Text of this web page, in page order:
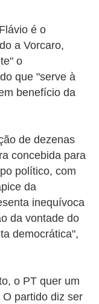
é o
a Vorcaro,
o
que "serve à
benefício da
de dezenas
concebida para
político, com
da
inequívoca
da vontade do
democrática",
o PT quer um
partido diz ser